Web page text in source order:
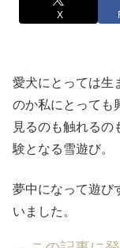
X
愛犬にとっては生
のか私にとっても
見るのも触れるの
験となる雪遊び。
夢中になって遊び
いました。